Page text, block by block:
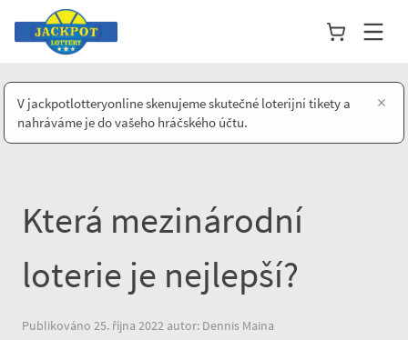
V jackpotlotteryonline skenujeme skutečné loterijní tikety a
nahráváme je do vašeho hráčského účtu.
×
Která mezinárodní
loterie je nejlepší?
Publikováno 25. října 2022 autor: Dennis Maina